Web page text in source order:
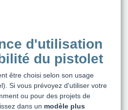
d'utilisation
du pistolet
être choisi selon son usage
Si vous prévoyez d'utiliser votre
ou pour des projets de
dans un modèle plus
sur Google
performances du magasin
+ de 5 500 avis
● Exceptionnel